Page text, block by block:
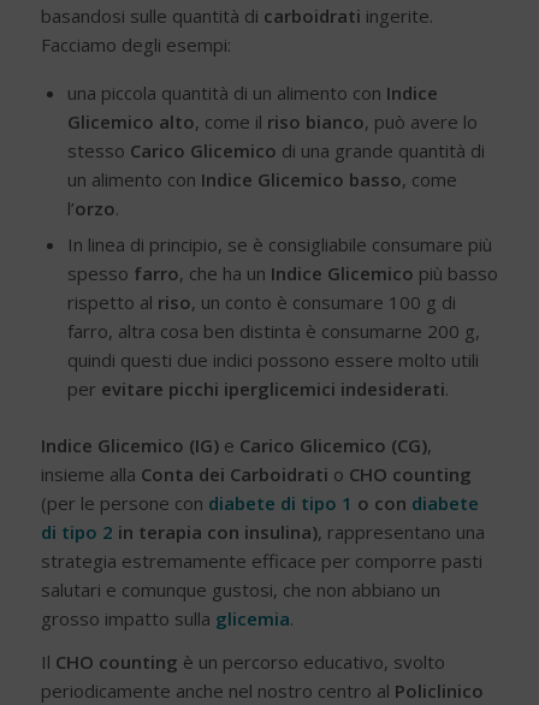
basandosi sulle quantità di carboidrati ingerite.
Facciamo degli esempi:
una piccola quantità di un alimento con Indice
Glicemico alto, come il riso bianco, può avere lo
stesso Carico Glicemico di una grande quantità di
un alimento con Indice Glicemico basso, come
l’orzo.
In linea di principio, se è consigliabile consumare più
spesso farro, che ha un Indice Glicemico più basso
rispetto al riso, un conto è consumare 100 g di
farro, altra cosa ben distinta è consumarne 200 g,
quindi questi due indici possono essere molto utili
per evitare picchi iperglicemici indesiderati.
Indice Glicemico (IG)e Carico Glicemico (CG),
insieme alla Conta dei Carboidrati o CHO counting
(per le persone con diabete di tipo 1 o con diabete
di tipo 2 in terapia con insulina), rappresentano una
strategia estremamente efficace per comporre pasti
salutari e comunque gustosi, che non abbiano un
grosso impatto sulla glicemia.
Il CHO counting è un percorso educativo, svolto
periodicamente anche nel nostro centro al Policlinico